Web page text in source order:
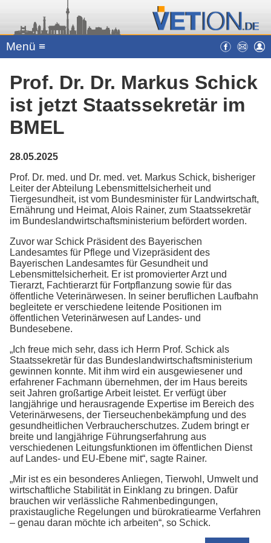
Menü ≡
Prof. Dr. Dr. Markus Schick
ist jetzt Staatssekretär im
BMEL
28.05.2025
Prof. Dr. med. und Dr. med. vet. Markus Schick, bisheriger
Leiter der Abteilung Lebensmittelsicherheit und
Tiergesundheit, ist vom Bundesminister für Landwirtschaft,
Ernährung und Heimat, Alois Rainer, zum Staatssekretär
im Bundeslandwirtschaftsministerium befördert worden.
Zuvor war Schick Präsident des Bayerischen
Landesamtes für Pflege und Vizepräsident des
Bayerischen Landesamtes für Gesundheit und
Lebensmittelsicherheit. Er ist promovierter Arzt und
Tierarzt, Fachtierarzt für Fortpflanzung sowie für das
öffentliche Veterinärwesen. In seiner beruflichen Laufbahn
begleitete er verschiedene leitende Positionen im
öffentlichen Veterinärwesen auf Landes- und
Bundesebene.
„Ich freue mich sehr, dass ich Herrn Prof. Schick als
Staatssekretär für das Bundeslandwirtschaftsministerium
gewinnen konnte. Mit ihm wird ein ausgewiesener und
erfahrener Fachmann übernehmen, der im Haus bereits
seit Jahren großartige Arbeit leistet. Er verfügt über
langjährige und herausragende Expertise im Bereich des
Veterinärwesens, der Tierseuchenbekämpfung und des
gesundheitlichen Verbraucherschutzes. Zudem bringt er
breite und langjährige Führungserfahrung aus
verschiedenen Leitungsfunktionen im öffentlichen Dienst
auf Landes- und EU-Ebene mit“, sagte Rainer.
„Mir ist es ein besonderes Anliegen, Tierwohl, Umwelt und
wirtschaftliche Stabilität in Einklang zu bringen. Dafür
brauchen wir verlässliche Rahmenbedingungen,
praxistaugliche Regelungen und bürokratiearme Verfahren
– genau daran möchte ich arbeiten“, so Schick.